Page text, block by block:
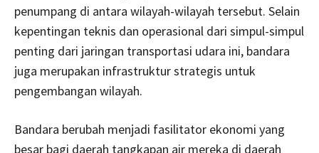
penumpang di antara wilayah-wilayah tersebut. Selain
kepentingan teknis dan operasional dari simpul-simpul
penting dari jaringan transportasi udara ini, bandara
juga merupakan infrastruktur strategis untuk
pengembangan wilayah.
Bandara berubah menjadi fasilitator ekonomi yang
besar bagi daerah tangkapan air mereka di daerah